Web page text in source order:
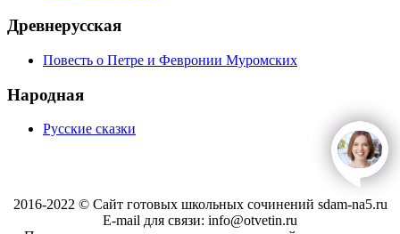
Древнерусская
Повесть о Петре и Февронии Муромских
Народная
Русские сказки
2016-2022 © Сайт готовых школьных сочинений sdam-na5.ru
E-mail для связи: info@otvetin.ru
open